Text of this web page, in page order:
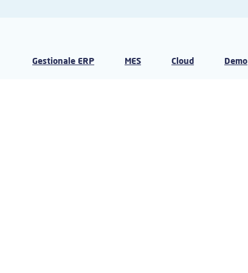
Gestionale ERP MES Cloud Demo